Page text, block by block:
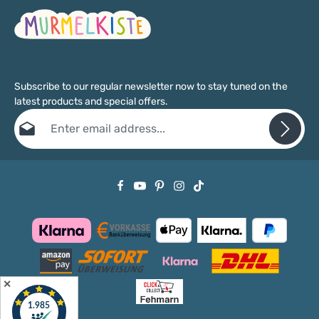
Tagesmütter & PraxisWartebereiche, Spielecken,
Therapiezimmer – professionelle Qualität mit langer
Lebensdauer. Du planst eine größere Einrichtung – Kita-
unser Kontaktformular oder ruf an: 04371 6059962.
Subscribe to our regular newsletter now to stay tuned on the
latest products and special offers.
Email address*
By selecting continue you confirm that you have read our
✕